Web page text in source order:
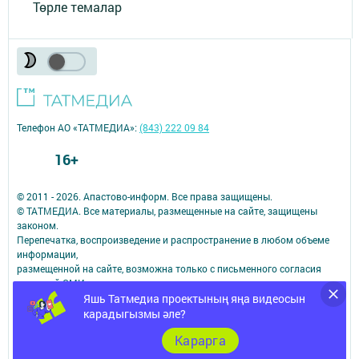
Төрле темалар
Яшь Татмедиа проектының яңа видеосын
карадыгызмы әле?
Карарга
© 2011 - 2026. Апастово-информ. Все права защищены.
© ТАТМЕДИА. Все материалы, размещенные на сайте, защищены
законом.
Перепечатка, воспроизведение и распространение в любом объеме
информации,
размещенной на сайте, возможна только с письменного согласия
редакций СМИ.
При поддержке Республиканского агентства по печати и массовым
коммуникациям.
Наименование СМИ: Апастово-информ
СМИ зарегистрировано Федеральной службой по надзору в сфере
Телефон АО «ТАТМЕДИА»:(843) 222 09 84
16+